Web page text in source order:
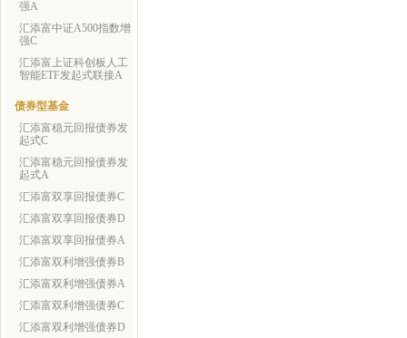
强A
汇添富中证A500指数增
强C
汇添富上证科创板人工
智能ETF发起式联接A
债券型基金
汇添富稳元回报债券发
起式C
汇添富稳元回报债券发
起式A
汇添富双享回报债券C
汇添富双享回报债券D
汇添富双享回报债券A
汇添富双利增强债券B
汇添富双利增强债券A
汇添富双利增强债券C
汇添富双利增强债券D